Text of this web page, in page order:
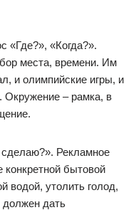
«Где?», «Когда?».
места, времени. Им
и олимпийские игры, и
Окружение – рамка, в
Рекламное
бытовой
водой, утолить голод,
должен дать